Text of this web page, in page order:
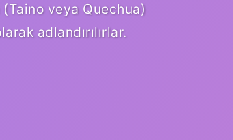
veya Quechua)
adlandırılırlar.